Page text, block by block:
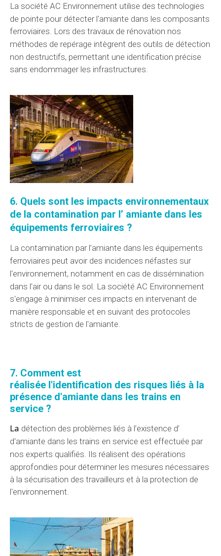
La société AC Environnement utilise des technologies
de pointe pour détecter l'amiante dans les composants
ferroviaires. Lors des travaux de rénovation nos
méthodes de repérage intègrent des outils de détection
non destructifs, permettant une identification précise
sans endommager les infrastructures.
6. Quels sont les impacts environnementaux
de la contamination par l’ amiante dans les
équipements ferroviaires ?
La contamination par l’amiante dans les équipements
ferroviaires peut avoir des incidences néfastes sur
l'environnement, notamment en cas de dissémination
dans l'air ou dans le sol. La société AC Environnement
s'engage à minimiser ces impacts en intervenant de
manière responsable et en suivant des protocoles
stricts de gestion de l'amiante.
7. Comment est
réalisée l'identification des risques liés à la
présence d'amiante dans les trains en
service ?
La détection des problèmes liés à l’existence d’
d'amiante dans les trains en service est effectuée par
nos experts qualifiés. Ils réalisent des opérations
approfondies pour déterminer les mesures nécessaires
à la sécurisation des travailleurs et à la protection de
l'environnement.